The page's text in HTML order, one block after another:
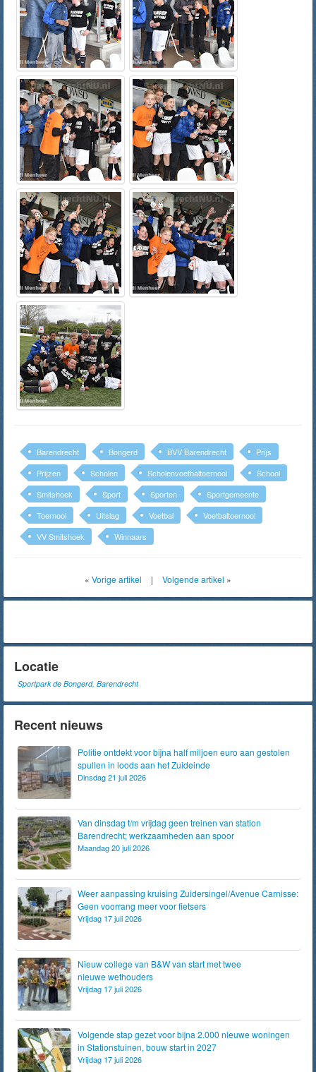
Barendrecht Bongerd BVV Barendrecht
Prijs
Prijzen
Scholen Scholenvoetbaltoernooi
School
Smitshoek
Sport Sporten
Sportgemeente
Toernooi
Uitslag Voetbal
Voetbaltoernooi
VV Smitshoek
Winnaars
« Vorige artikel | Volgende artikel »
Locatie
Sportpark de Bongerd, Barendrecht
Recent nieuws
Politie ontdekt voor bijna half miljoen euro aan gestolen
spullen in loods aan het Zuideinde
Dinsdag 21 juli 2026
Van dinsdag t/m vrijdag geen treinen van station
Barendrecht; werkzaamheden aan spoor
Maandag 20 juli 2026
Weer aanpassing kruising Zuidersingel/Avenue Carnisse:
Geen voorrang meer voor fietsers
Vrijdag 17 juli 2026
Nieuw college van B&W van start met twee
nieuwe wethouders
Vrijdag 17 juli 2026
Volgende stap gezet voor bijna 2.000 nieuwe woningen
in Stationstuinen, bouw start in 2027
Vrijdag 17 juli 2026